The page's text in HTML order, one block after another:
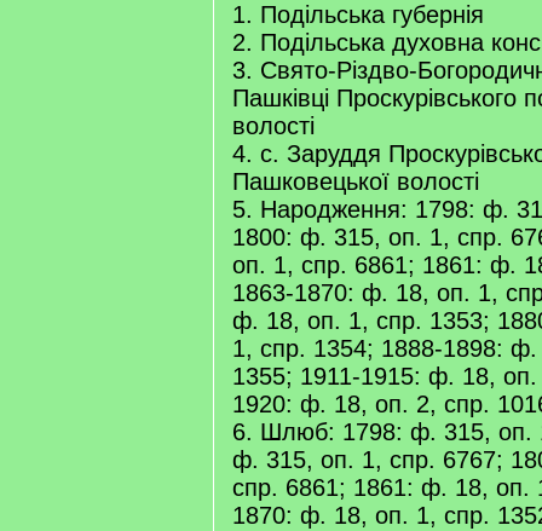
1. Подільська губернія
2. Подільська духовна
3. Свято-Різдво-
Пашківці Проскурівського
волості
4. с. Заруддя
Пашковецької волості
5. Народження: 1798: ф.
1800: ф. 315, оп. 1, спр.
оп. 1, спр. 6861; 1861: ф.
1863-1870: ф. 18, оп. 1,
ф. 18, оп. 1, спр. 1353;
1, спр. 1354; 1888-1898:
1355; 1911-1915: ф. 18,
1920: ф. 18, оп. 2, спр.
6. Шлюб: 1798: ф. 315, оп.
ф. 315, оп. 1, спр. 6767;
спр. 6861; 1861: ф. 18, оп.
1870: ф. 18, оп. 1, спр.